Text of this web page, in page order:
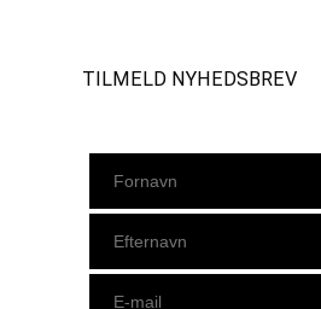
TILMELD NYHEDSBREV